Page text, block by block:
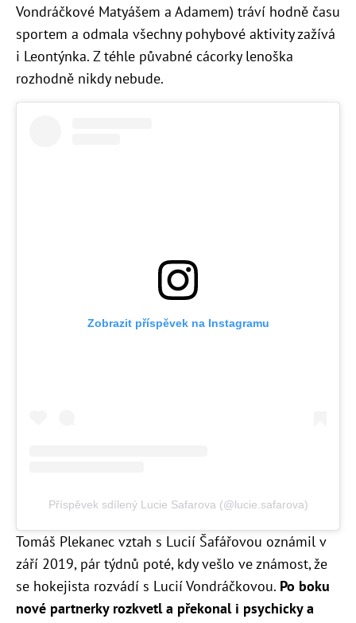
Vondráčkové Matyášem a Adamem) tráví hodně času
sportem a odmala všechny pohybové aktivity zažívá
i Leontýnka. Z téhle půvabné cácorky lenoška
rozhodně nikdy nebude.
Zobrazit příspěvek na Instagramu
Příspěvek sdílený Lucie Safarova (@lucie.safarova)
Tomáš Plekanec vztah s Lucií Šafářovou oznámil v
září 2019, pár týdnů poté, kdy vešlo ve známost, že
se hokejista rozvádí s Lucií Vondráčkovou. Po boku
nové partnerky rozkvetl a překonal i psychicky a